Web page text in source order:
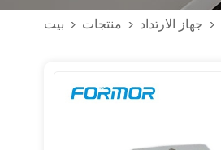
بيت > منتجات > جهاز الارتداد >